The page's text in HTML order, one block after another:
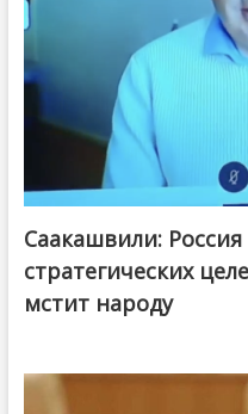
Саакашвили: Россия
стратегических
мстит народу